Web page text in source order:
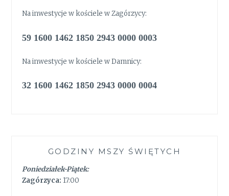
Na inwestycje w kościele w Zagórzycy:
59 1600 1462 1850 2943 0000 0003
Na inwestycje w kościele w Damnicy:
32 1600 1462 1850 2943 0000 0004
GODZINY MSZY ŚWIĘTYCH
Poniedziałek-Piątek:
Zagórzyca: 17:00